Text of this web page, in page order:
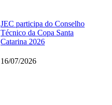
JEC participa do Conselho
Técnico da Copa Santa
Catarina 2026
16/07/2026